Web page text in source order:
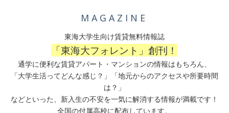
MAGAZINE
東海大学生向け賃貸無料情報誌
「東海大フォレント」創刊！
通学に便利な賃貸アパート・マンションの情報はもちろん、
「大学生活ってどんな感じ？」「地元からのアクセスや所要時間
は？」
などといった、新入生の不安を一気に解消する情報が満載です！
全国の付属高校に配布しています。